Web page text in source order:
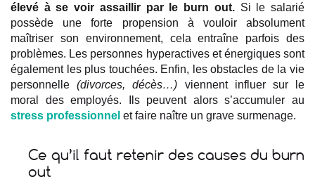
élevé à se voir assaillir par le burn out.Si le salarié
possède une forte propension à vouloir absolument
maîtriser son environnement, cela entraîne parfois des
problèmes. Les personnes hyperactives et énergiques sont
également les plus touchées. Enfin, les obstacles de la vie
personnelle(divorces, décès…) viennent influer sur le
moral des employés. Ils peuvent alors s’accumuler au
stress professionnel et faire naître un grave surmenage.
Ce qu’il faut retenir des causes du burn
out